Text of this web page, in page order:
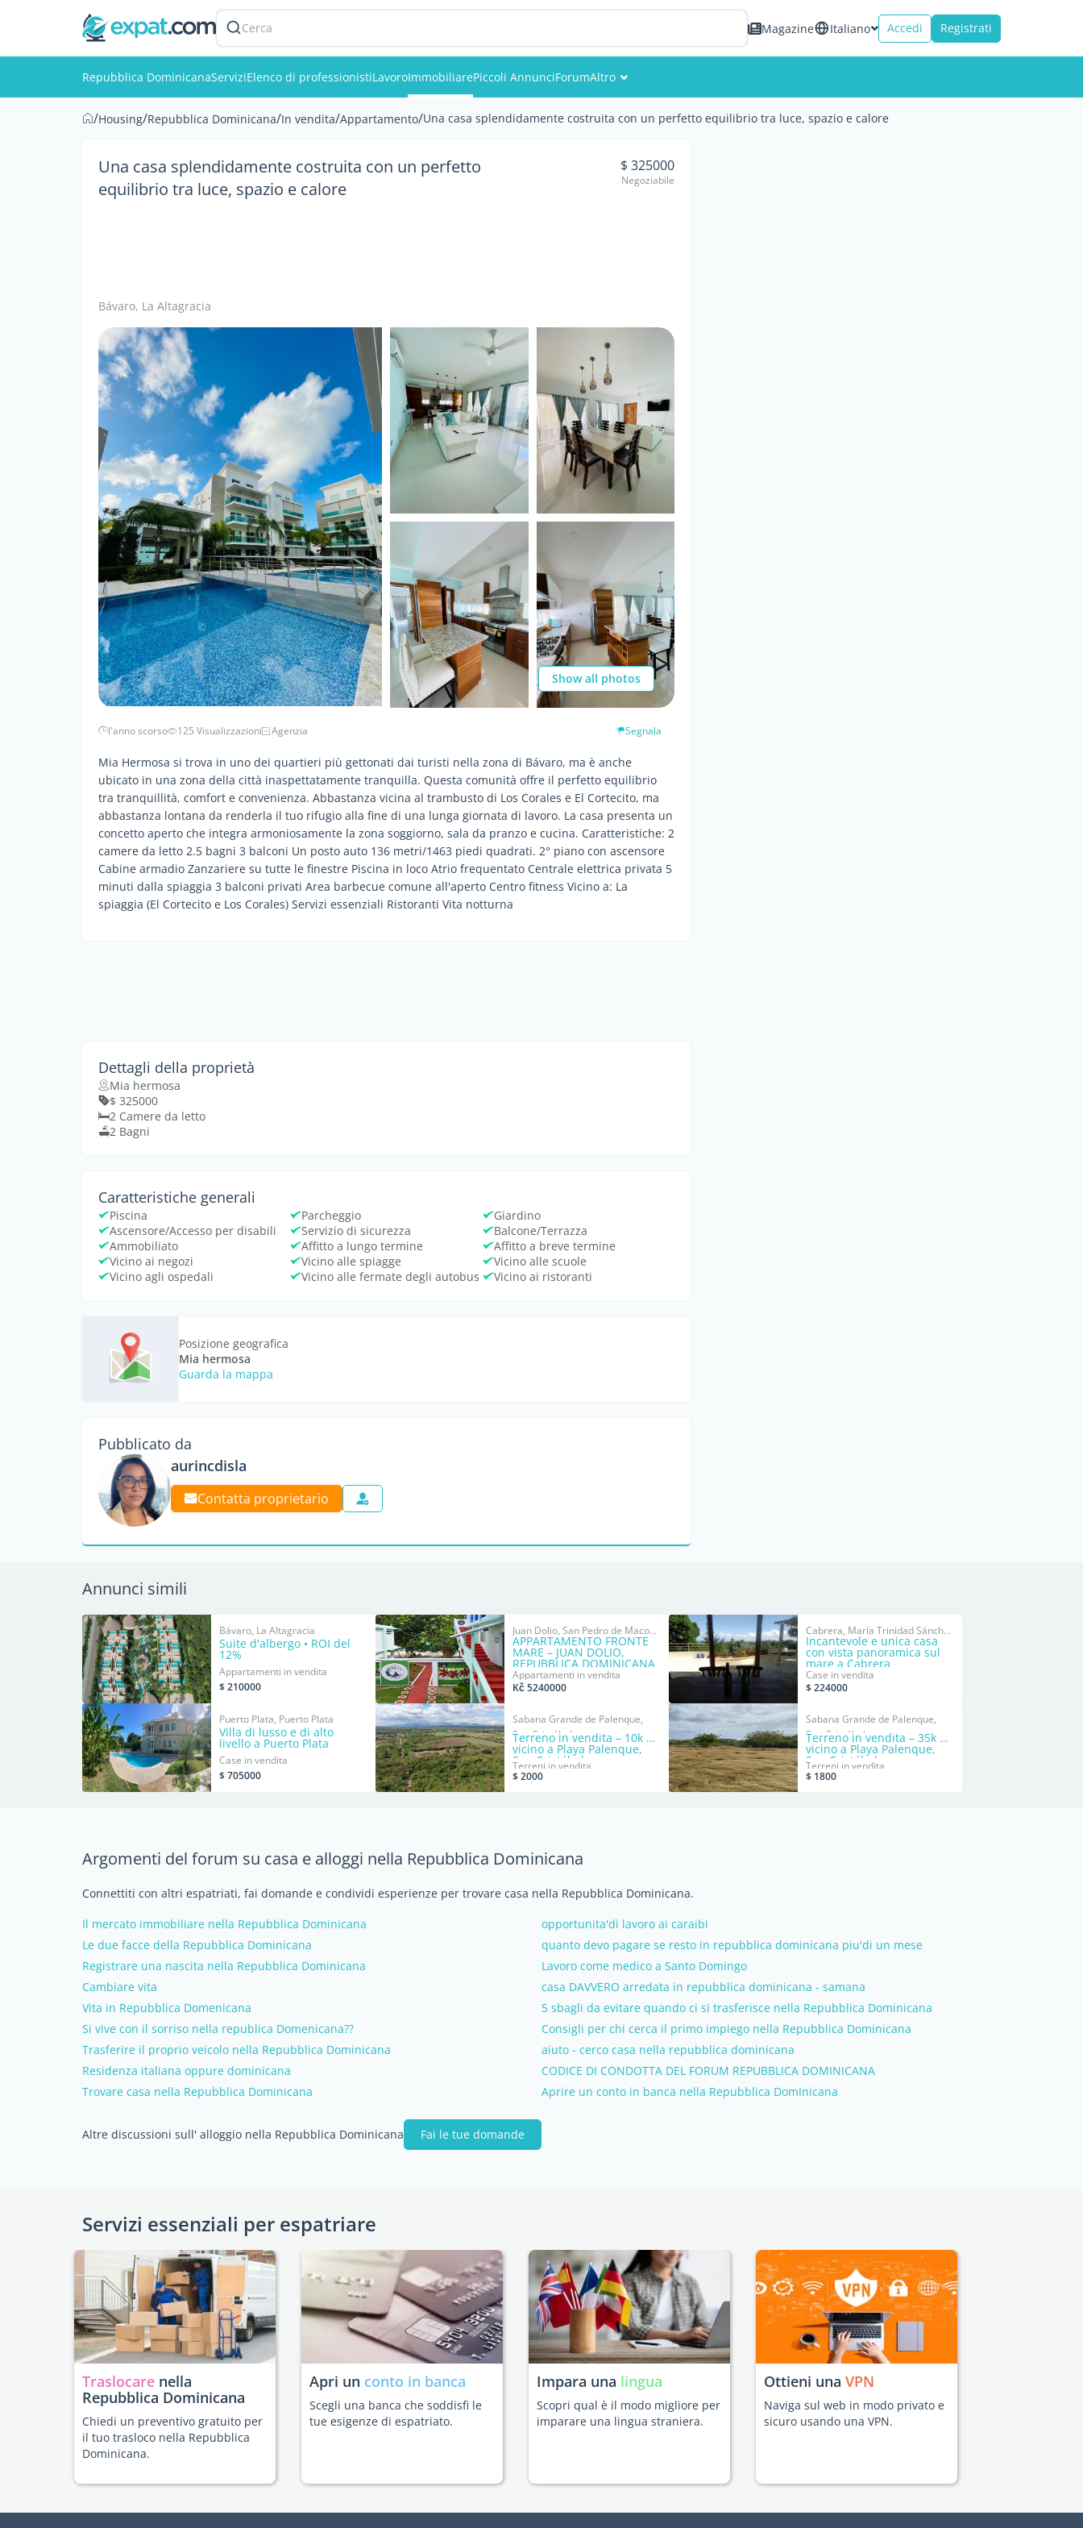
Cerca Magazine Italiano Accedi Registrati
Repubblica DominicanaServiziElenco di professionistiLavoroImmobiliarePiccoli AnnunciForumAltro
Eventi
/Housing/Repubblica Dominicana/In vendita/Appartamento/Una casa splendidamente costruita con un perfetto equilibrio tra luce, spazio e calore
Una casa splendidamente costruita con un perfetto
equilibrio tra luce, spazio e calore
Bávaro, La Altagracia
$ 325000
Negoziabile
Show all photos
l'anno scorso 125 Visualizzazioni Agenzia Segnala
Mia Hermosa si trova in uno dei quartieri più gettonati dai turisti nella zona di Bávaro, ma è anche
ubicato in una zona della città inaspettatamente tranquilla. Questa comunità offre il perfetto equilibrio
tra tranquillità, comfort e convenienza. Abbastanza vicina al trambusto di Los Corales e El Cortecito, ma
abbastanza lontana da renderla il tuo rifugio alla fine di una lunga giornata di lavoro. La casa presenta un
concetto aperto che integra armoniosamente la zona soggiorno, sala da pranzo e cucina. Caratteristiche: 2
camere da letto 2.5 bagni 3 balconi Un posto auto 136 metri/1463 piedi quadrati. 2° piano con ascensore
Cabine armadio Zanzariere su tutte le finestre Piscina in loco Atrio frequentato Centrale elettrica privata 5
minuti dalla spiaggia 3 balconi privati Area barbecue comune all'aperto Centro fitness Vicino a: La
spiaggia (El Cortecito e Los Corales) Servizi essenziali Ristoranti Vita notturna
Dettagli della proprietà
Mia hermosa
$ 325000
2 Camere da letto
2 Bagni
Caratteristiche generali
Piscina Parcheggio
Giardino
Ascensore/Accesso per disabili
Servizio di sicurezza
Balcone/Terrazza
Ammobiliato
Affitto a lungo termine
Affitto a breve termine
Vicino ai negozi
Vicino alle spiagge
Vicino alle scuole
Vicino agli ospedali
Vicino alle fermate degli autobus Vicino ai ristoranti
Posizione geografica
Mia hermosa
Guarda la mappa
Pubblicato da
aurincdisla
Contatta proprietario
Annunci simili
Bávaro, La Altagracia
Suite d'albergo • ROI del
12%
Appartamenti in vendita
$ 210000
Juan Dolio, San Pedro de Macorís
APPARTAMENTO FRONTE
MARE – JUAN DOLIO,
REPUBBLICA DOMINICANA
Appartamenti in vendita
Kč 5240000
Cabrera, María Trinidad Sánchez
Incantevole e unica casa
con vista panoramica sul
mare a Cabrera
Case in vendita
$ 224000
Puerto Plata, Puerto Plata
Villa di lusso e di alto
livello a Puerto Plata
Case in vendita
$ 705000
Sabana Grande de Palenque,
San Cristóbal
Terreno in vendita – 10k m²
vicino a Playa Palenque,
San Cristóbal
Terreni in vendita
$ 2000
Sabana Grande de Palenque,
San Cristóbal
Terreno in vendita – 35k m²
vicino a Playa Palenque,
San Cristóbal
Terreni in vendita
$ 1800
Argomenti del forum su casa e alloggi nella Repubblica Dominicana
Connettiti con altri espatriati, fai domande e condividi esperienze per trovare casa nella Repubblica Dominicana.
Il mercato immobiliare nella Repubblica Dominicana
opportunita'di lavoro ai caraibi
Le due facce della Repubblica Dominicana
quanto devo pagare se resto in repubblica dominicana piu'di un mese
Registrare una nascita nella Repubblica Dominicana
Lavoro come medico a Santo Domingo
Cambiare vita
casa DAVVERO arredata in repubblica dominicana - samana
Vita in Repubblica Domenicana
5 sbagli da evitare quando ci si trasferisce nella Repubblica Dominicana
Si vive con il sorriso nella republica Domenicana??
Consigli per chi cerca il primo impiego nella Repubblica Dominicana
Trasferire il proprio veicolo nella Repubblica Dominicana
aiuto - cerco casa nella repubblica dominicana
Residenza italiana oppure dominicana
CODICE DI CONDOTTA DEL FORUM REPUBBLICA DOMINICANA
Trovare casa nella Repubblica Dominicana
Aprire un conto in banca nella Repubblica DomInicana
Altre discussioni sull' alloggio nella Repubblica Dominicana Fai le tue domande
Servizi essenziali per espatriare
Traslocare nella
Repubblica Dominicana
Chiedi un preventivo gratuito per
il tuo trasloco nella Repubblica
Dominicana.
Apri un conto in banca
Scegli una banca che soddisfi le
tue esigenze di espatriato.
Impara una lingua
Scopri qual è il modo migliore per
imparare una lingua straniera.
Ottieni una VPN
Naviga sul web in modo privato e
sicuro usando una VPN.